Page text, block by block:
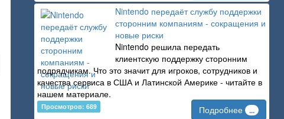
Nintendo передаёт службу поддержки
сторонним компаниям - сокращения и
новые риски
Nintendo решила передать
клиентскую поддержку сторонним
подрядчикам. Что это значит для игроков, сотрудников и
качества сервиса в США и Латинской Америке - читайте в
нашем материале.
Просмотров: 689 Подробнее ...